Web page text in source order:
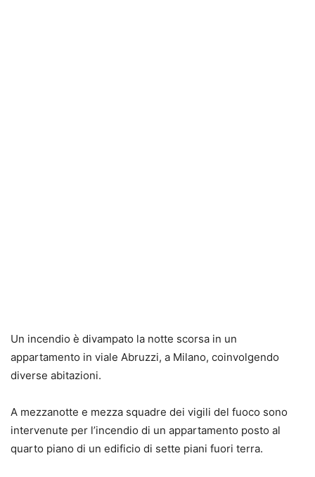
Un incendio è divampato la notte scorsa in un
appartamento in viale Abruzzi, a Milano, coinvolgendo
diverse abitazioni.
A mezzanotte e mezza squadre dei vigili del fuoco sono
intervenute per l’incendio di un appartamento posto al
quarto piano di un edificio di sette piani fuori terra.